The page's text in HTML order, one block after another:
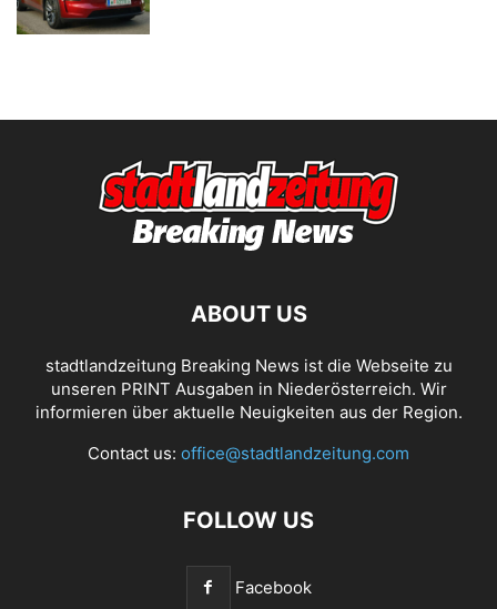
ABOUT US
stadtlandzeitung Breaking News ist die Webseite zu
unseren PRINT Ausgaben in Niederösterreich. Wir
informieren über aktuelle Neuigkeiten aus der Region.
Contact us: office@stadtlandzeitung.com
FOLLOW US
Facebook